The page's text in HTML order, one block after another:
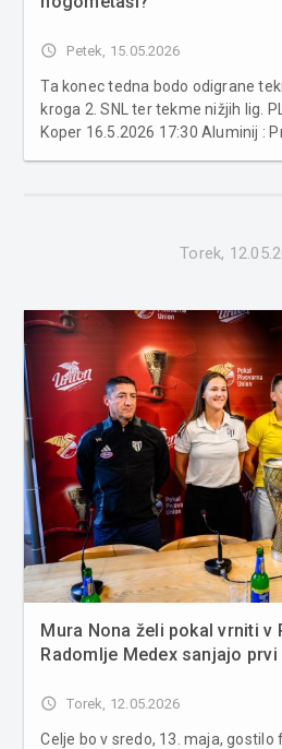
access_time Petek, 15.05.2026
Ta konec tedna bodo odigrane
kroga 2. SNL ter tekme nižjih lig.
Koper 16.5.2026 17:30 Aluminij :
Torek,
Mura Nona želi pokal vrniti v
Radomlje Medex sanjajo
access_time Torek, 12.05.2026
Celje bo v sredo, 13. maja, gostilo